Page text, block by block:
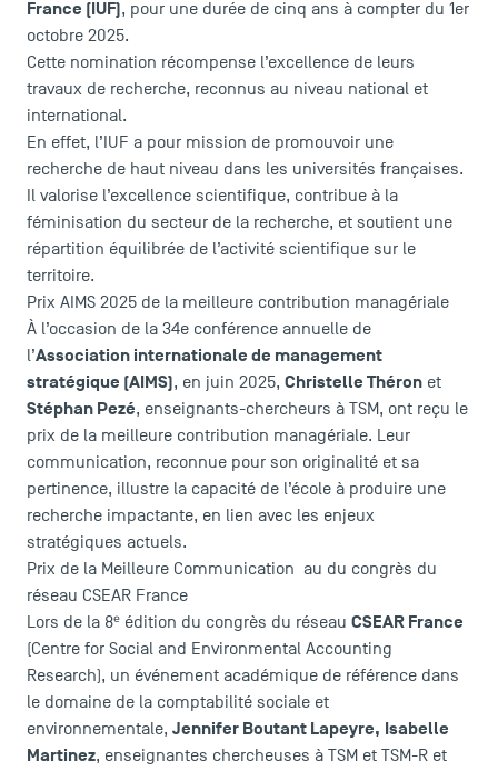
France (IUF), pour une durée de cinq ans à compter du 1er
octobre 2025.
Cette nomination récompense l’excellence de leurs
travaux de recherche, reconnus au niveau national et
international.
En effet, l’IUF a pour mission de promouvoir une
recherche de haut niveau dans les universités françaises.
Il valorise l’excellence scientifique, contribue à la
féminisation du secteur de la recherche, et soutient une
répartition équilibrée de l’activité scientifique sur le
territoire.
Prix AIMS 2025 de la meilleure contribution managériale
À l’occasion de la 34e conférence annuelle de
l’Association internationale de management
stratégique (AIMS), en juin 2025, Christelle Théron et
Stéphan Pezé, enseignants-chercheurs à TSM, ont reçu le
prix de la meilleure contribution managériale. Leur
communication, reconnue pour son originalité et sa
pertinence, illustre la capacité de l’école à produire une
recherche impactante, en lien avec les enjeux
stratégiques actuels.
Prix de la Meilleure Communication au du congrès du
réseau CSEAR France
Lors de la 8ᵉ édition du congrès du réseau CSEAR France
(Centre for Social and Environmental Accounting
Research), un événement académique de référence dans
le domaine de la comptabilité sociale et
environnementale, Jennifer Boutant Lapeyre, Isabelle
Martinez, enseignantes chercheuses à TSM et TSM-R et